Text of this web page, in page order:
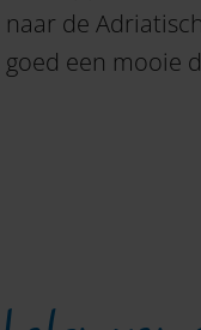
naar de
goed een mooie